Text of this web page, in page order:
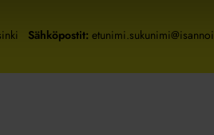
Sähköpostit: